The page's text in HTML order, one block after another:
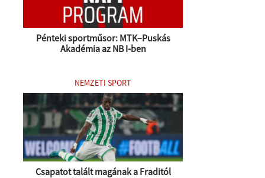
Pénteki sportműsor: MTK–Puskás
Akadémia az NB I-ben
NEMZETI SPORT
Csapatot talált magának a Fraditól